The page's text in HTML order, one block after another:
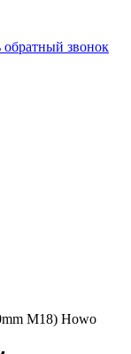
обратный звонок
M18) Howo